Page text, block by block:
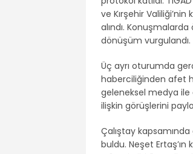
ve Kırşehir
alındı.
dönüşüm vurgulandı.
Üç ayrı oturumda
haberciliğinden afet
geleneksel medya
ilişkin görüşlerini
Çalıştay
buldu. Neşet Ertaş’ın